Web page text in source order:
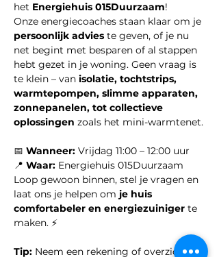
het Energiehuis 015Duurzaam!
Onze energiecoaches staan klaar om je
persoonlijk advies te geven, of je nu
net begint met besparen of al stappen
hebt gezet in je woning. Geen vraag is
te klein – van isolatie, tochtstrips,
warmtepompen, slimme apparaten,
zonnepanelen, tot collectieve
oplossingen zoals het mini-warmtenet.
📅 Wanneer: Vrijdag 11:00 – 12:00 uur
📍 Waar: Energiehuis 015Duurzaam
Loop gewoon binnen, stel je vragen en
laat ons je helpen om je huis
comfortabeler en energiezuiniger te
maken. ⚡
Tip: Neem een rekening of overzicht